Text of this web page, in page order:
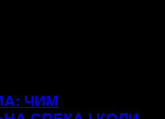
ЧИМ